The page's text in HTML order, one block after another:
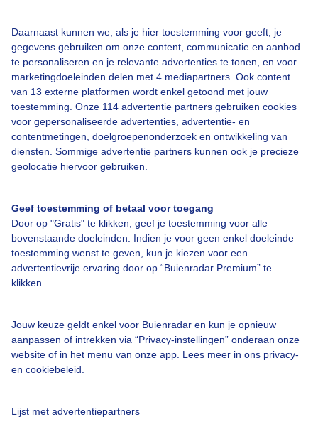
Daarnaast kunnen we, als je hier toestemming voor geeft, je
gegevens gebruiken om onze content, communicatie en aanbod
te personaliseren en je relevante advertenties te tonen, en voor
marketingdoeleinden delen met 4 mediapartners. Ook content
van 13 externe platformen wordt enkel getoond met jouw
toestemming. Onze 114 advertentie partners gebruiken cookies
voor gepersonaliseerde advertenties, advertentie- en
contentmetingen, doelgroepenonderzoek en ontwikkeling van
diensten. Sommige advertentie partners kunnen ook je precieze
geolocatie hiervoor gebruiken.
Geef toestemming of betaal voor toegang
Door op "Gratis" te klikken, geef je toestemming voor alle
bovenstaande doeleinden. Indien je voor geen enkel doeleinde
toestemming wenst te geven, kun je kiezen voor een
advertentievrije ervaring door op “Buienradar Premium” te
klikken.
Jouw keuze geldt enkel voor Buienradar en kun je opnieuw
aanpassen of intrekken via “Privacy-instellingen” onderaan onze
website of in het menu van onze app. Lees meer in ons privacy-
en cookiebeleid
Lijst met advertentiepartners
Over Buienradar
Bedrijfsgegevens
Veelgestelde vragen
Toegankelijkheid
Gebruikersvoorwaarden
Adverteren
Cookie beleid
Privacy instellingen